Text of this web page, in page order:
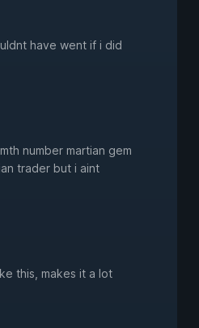
have went if i did
number martian gem
trader but i aint
this, makes it a lot